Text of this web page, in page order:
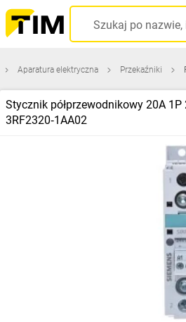
Aparatura elektryczna Przekaźniki
Stycznik półprzewodnikowy 20A 1P
3RF2320‑1AA02